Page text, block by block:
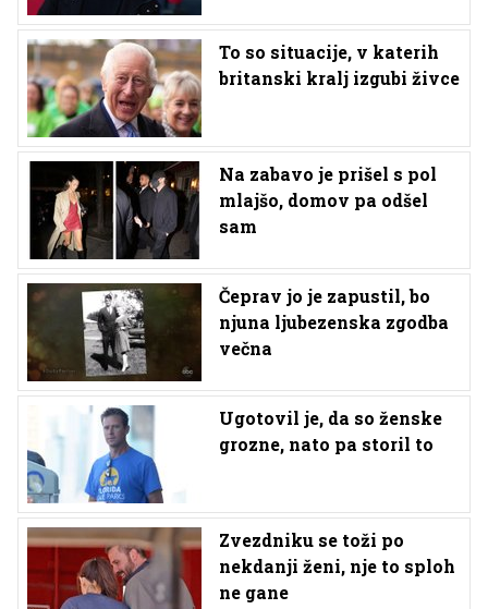
To so situacije, v katerih
britanski kralj izgubi živce
Na zabavo je prišel s pol
mlajšo, domov pa odšel
sam
Čeprav jo je zapustil, bo
njuna ljubezenska zgodba
večna
Ugotovil je, da so ženske
grozne, nato pa storil to
Zvezdniku se toži po
nekdanji ženi, nje to sploh
ne gane